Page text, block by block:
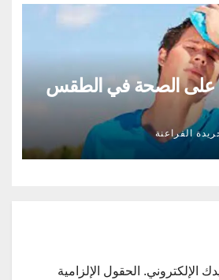
على الصحة في الطقس
الفراعنة
الإلكتروني. الحقول الإلزامية